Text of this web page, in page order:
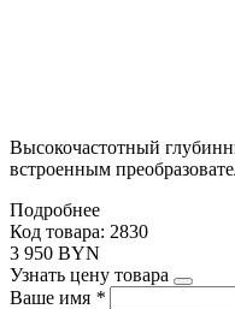
Высокочастотный
встроенным
Подробнее
Код товара: 2830
3 950 BYN
Узнать цену товара
Ваше имя *